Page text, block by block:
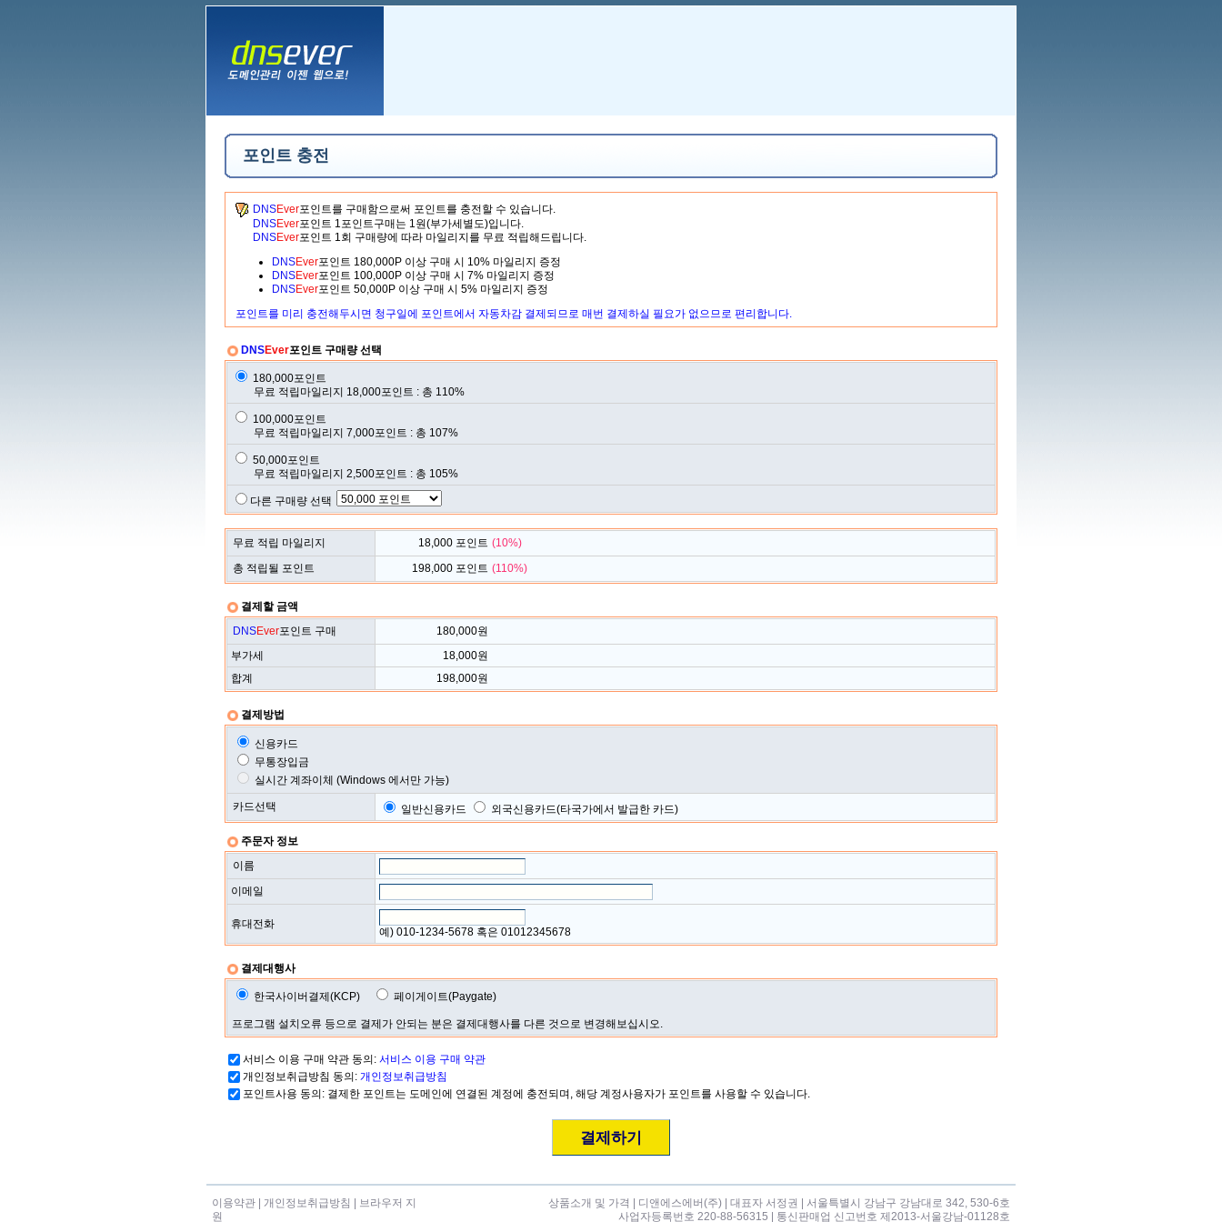
포인트 충전
DNSEver포인트를 구매함으로써 포인트를 충전할 수 있습니다.
DNSEver포인트 1포인트구매는 1원(부가세별도)입니다.
DNSEver포인트 1회 구매량에 따라 마일리지를 무료 적립해드립니다.
DNSEver포인트 180,000P 이상 구매 시 10% 마일리지 증정
DNSEver포인트 100,000P 이상 구매 시 7% 마일리지 증정
DNSEver포인트 50,000P 이상 구매 시 5% 마일리지 증정
포인트를 미리 충전해두시면 청구일에 포인트에서 자동차감 결제되므로 매번 결제하실 필요가 없으므로 편리합니다.
DNSEver포인트 구매량 선택
180,000포인트
무료 적립마일리지 18,000포인트 : 총 110%
100,000포인트
무료 적립마일리지 7,000포인트 : 총 107%
50,000포인트
무료 적립마일리지 2,500포인트 : 총 105%
다른 구매량 선택
무료 적립 마일리지 18,000 포인트 (10%)
총 적립될 포인트
198,000 포인트 (110%)
결제할 금액
DNSEver포인트 구매 180,000원
부가세
18,000원
합계
198,000원
결제방법
신용카드
무통장입금
실시간 계좌이체 (Windows 에서만 가능)
카드선택 일반신용카드 외국신용카드(타국가에서 발급한 카드)
주문자 정보
이름
이메일
휴대전화
예) 010-1234-5678 혹은 01012345678
결제대행사
한국사이버결제(KCP) 페이게이트(Paygate)
프로그램 설치오류 등으로 결제가 안되는 분은 결제대행사를 다른 것으로 변경해보십시오.
서비스 이용 구매 약관 동의: 서비스 이용 구매 약관
개인정보취급방침 동의: 개인정보취급방침
포인트사용 동의: 결제한 포인트는 도메인에 연결된 계정에 충전되며, 해당 계정사용자가 포인트를 사용할 수 있습니다.
이용약관 개인정보취급방침
브라우저 지
원
상품소개 및 가격 디앤에스에버(주) | 대표자 서정권 | 서울특별시 강남구 강남대로 342, 530-6호
사업자등록번호 220-88-56315 | 통신판매업 신고번호 제2013-서울강남-01128호